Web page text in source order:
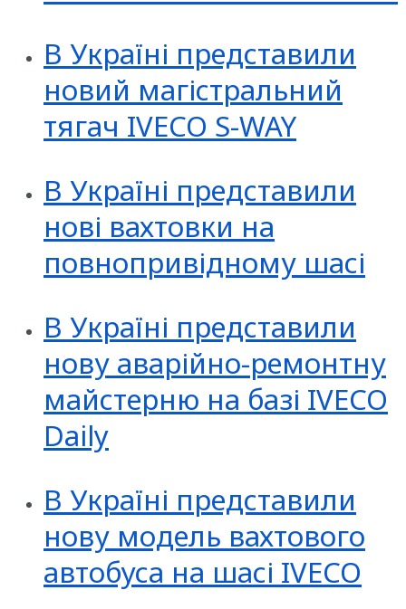
В Україні представили
новий магістральний
тягач IVECO S-WAY
В Україні представили
нові вахтовки на
повнопривідному шасі
В Україні представили
нову аварійно-ремонтну
майстерню на базі IVECO
Daily
В Україні представили
нову модель вахтового
автобуса на шасі IVECO